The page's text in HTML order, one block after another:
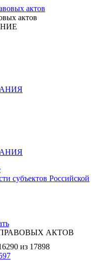
актов
субъектов Российской
АКТОВ
из 17898